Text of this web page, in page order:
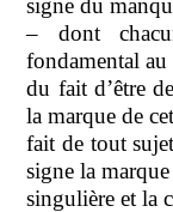
– dont
fondamental
du fait d’être
la marque de
fait de tout
signe la marque
singulière et la